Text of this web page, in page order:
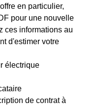
en particulier,
pour une nouvelle
ces informations au
d'estimer votre
électrique
de contrat à